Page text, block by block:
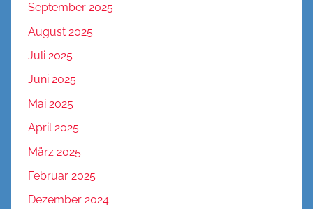
September 2025
August 2025
Juli 2025
Juni 2025
Mai 2025
April 2025
März 2025
Februar 2025
Dezember 2024